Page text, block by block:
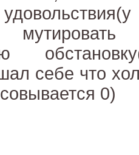
мутировать
себе что
0)